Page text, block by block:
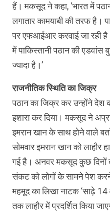
हैं। मकसूद ने कहा, ‘भारत में
लगातार कामयाबी की तरफ है।
पर एफआईआर करवाई जा रही
में पाकिस्‍तानी पठान की
ज्‍यादा है।’
राजनीतिक स्थिति का जिक्र
पठान का जिक्र कर उन्‍होंने देश
इशारा कर दिया। मकसूद ने
इमरान खान के साथ होने वाले
सोमवार इमरान खान को लाहौर
गई है। अनवर मकसूद कुछ दिनों
संकट को लोगों के सामने पेश
महमूद का लिखा नाटक ‘साढ़े
तक लाहौर में प्रदर्शित किया